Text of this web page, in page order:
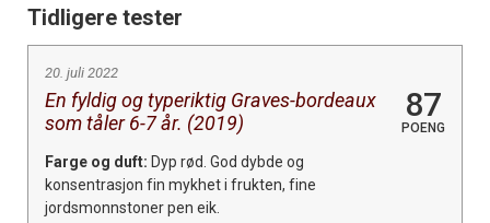
Tidligere tester
20. juli 2022
En fyldig og typeriktig Graves-bordeaux
som tåler 6-7 år. (2019)
87
POENG
Farge og duft: Dyp rød. God dybde og
konsentrasjon fin mykhet i frukten, fine
jordsmonnstoner pen eik.